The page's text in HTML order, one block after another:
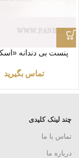
پنست بی دندانه
تماس بگیرید
چند لینک کلیدی
تماس با ما
درباره ما